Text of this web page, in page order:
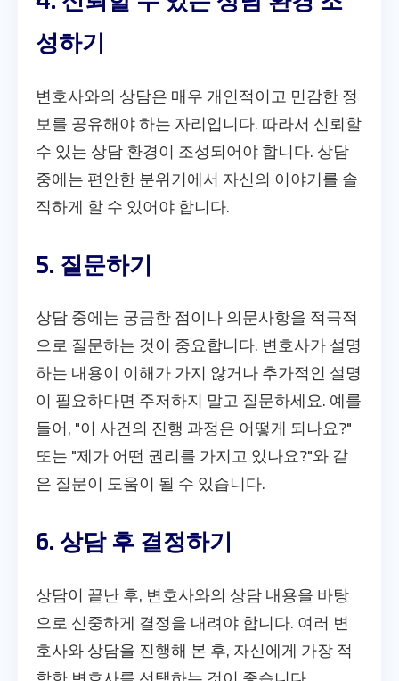
성하기
변호사와의 상담은 매우 개인적이고 민감한 정
보를 공유해야 하는 자리입니다. 따라서 신뢰할
수 있는 상담 환경이 조성되어야 합니다. 상담
중에는 편안한 분위기에서 자신의 이야기를 솔
직하게 할 수 있어야 합니다.
5. 질문하기
상담 중에는 궁금한 점이나 의문사항을 적극적
으로 질문하는 것이 중요합니다. 변호사가 설명
하는 내용이 이해가 가지 않거나 추가적인 설명
이 필요하다면 주저하지 말고 질문하세요. 예를
들어, "이 사건의 진행 과정은 어떻게 되나요?"
또는 "제가 어떤 권리를 가지고 있나요?"와 같
은 질문이 도움이 될 수 있습니다.
6. 상담 후 결정하기
상담이 끝난 후, 변호사와의 상담 내용을 바탕
으로 신중하게 결정을 내려야 합니다. 여러 변
호사와 상담을 진행해 본 후, 자신에게 가장 적